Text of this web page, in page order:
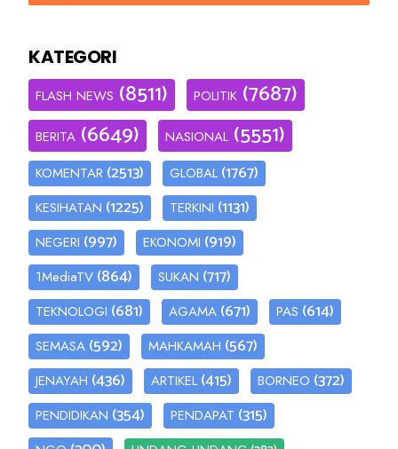
KATEGORI
FLASH NEWS (8511) POLITIK (7687)
BERITA (6649) NASIONAL (5551)
KOMENTAR (2513) GLOBAL (1767)
KESIHATAN (1225) TERKINI (1131)
NEGERI (997) EKONOMI (919)
1MediaTV (864) SUKAN (717)
TEKNOLOGI (681) AGAMA (671) PAS (614)
SEMASA (592) MAHKAMAH (567)
JENAYAH (436) ARTIKEL (415) BORNEO (372)
PENDIDIKAN (354) PENDAPAT (315)